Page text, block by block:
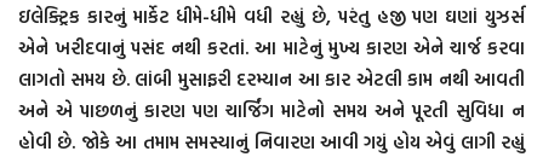
ઇલેક્ટ્રિક કારનું માર્કેટ ધીમે-ધીમે વધી રહ્યું છે, પરંતુ હજી પણ ઘણાં યુઝર્સ
એને ખરીદવાનું પસંદ નથી કરતાં. આ માટેનું મુખ્ય કારણ એને ચાર્જ કરવા
લાગતો સમય છે. લાંબી મુસાફરી દરમ્યાન આ કાર એટલી કામ નથી આવતી
અને એ પાછળનું કારણ પણ ચાર્જિંગ માટેનો સમય અને પૂરતી સુવિધા ન
હોવી છે. જોકે આ તમામ સમસ્યાનું નિવારણ આવી ગયું હોય એવું લાગી રહ્યું